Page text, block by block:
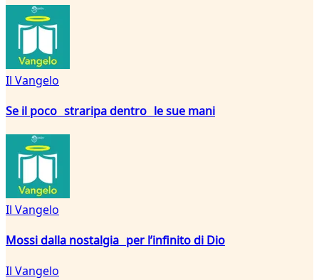
Il Vangelo
Se il poco straripa dentro le sue mani
Il Vangelo
Mossi dalla nostalgia per l’infinito di Dio
Il Vangelo